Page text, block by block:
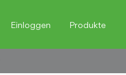
Einloggen Produkte